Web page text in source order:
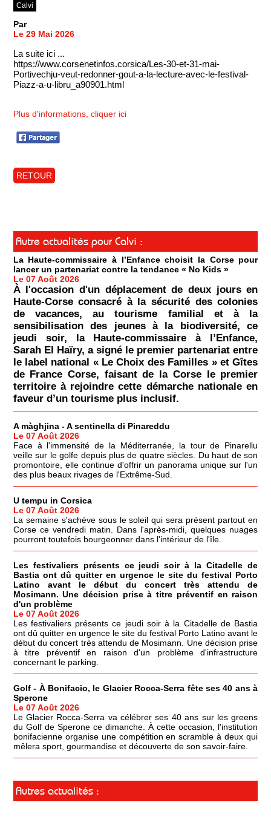
Calvi
Par
Le 29 Mai 2026
La suite ici ...
https://www.corsenetinfos.corsica/Les-30-et-31-mai-
Portivechju-veut-redonner-gout-a-la-lecture-avec-le-festival-
Piazz-a-u-libru_a90901.html
Plus d'informations, cliquer ici
RETOUR
Autre actualités pour Calvi :
La Haute-commissaire à l’Enfance choisit la Corse pour
lancer un partenariat contre la tendance « No Kids »
Le 07 Août 2026
À l'occasion d'un déplacement de deux jours en
Haute-Corse consacré à la sécurité des colonies
de vacances, au tourisme familial et à la
sensibilisation des jeunes à la biodiversité, ce
jeudi soir, la Haute-commissaire à l’Enfance,
Sarah El Haïry, a signé le premier partenariat entre
le label national « Le Choix des Familles » et Gîtes
de France Corse, faisant de la Corse le premier
territoire à rejoindre cette démarche nationale en
faveur d’un tourisme plus inclusif.
A màghjina - A sentinella di Pinareddu
Le 07 Août 2026
Face à l'immensité de la Méditerranée, la tour de Pinarellu
veille sur le golfe depuis plus de quatre siècles. Du haut de son
promontoire, elle continue d'offrir un panorama unique sur l'un
des plus beaux rivages de l'Extrême-Sud.
U tempu in Corsica
Le 07 Août 2026
La semaine s'achève sous le soleil qui sera présent partout en
Corse ce vendredi matin. Dans l'après-midi, quelques nuages
pourront toutefois bourgeonner dans l'intérieur de l'île.
Les festivaliers présents ce jeudi soir à la Citadelle de
Bastia ont dû quitter en urgence le site du festival Porto
Latino avant le début du concert très attendu de
Mosimann. Une décision prise à titre préventif en raison
d'un problème
Le 07 Août 2026
Les festivaliers présents ce jeudi soir à la Citadelle de Bastia
ont dû quitter en urgence le site du festival Porto Latino avant le
début du concert très attendu de Mosimann. Une décision prise
à titre préventif en raison d'un problème d'infrastructure
concernant le parking.
Golf - À Bonifacio, le Glacier Rocca-Serra fête ses 40 ans à
Sperone
Le 07 Août 2026
Le Glacier Rocca-Serra va célébrer ses 40 ans sur les greens
du Golf de Sperone ce dimanche. À cette occasion, l'institution
bonifacienne organise une compétition en scramble à deux qui
mêlera sport, gourmandise et découverte de son savoir-faire.
Autres actualités :